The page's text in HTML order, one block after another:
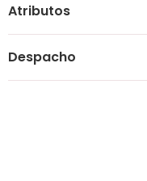
Atributos
Despacho